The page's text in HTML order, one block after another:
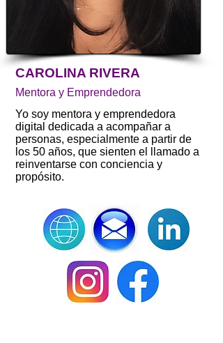
CAROLINA RIVERA
Mentora y Emprendedora
Yo soy mentora y emprendedora
digital dedicada a acompañar a
personas, especialmente a partir de
los 50 años, que sienten el llamado a
reinventarse con conciencia y
propósito.